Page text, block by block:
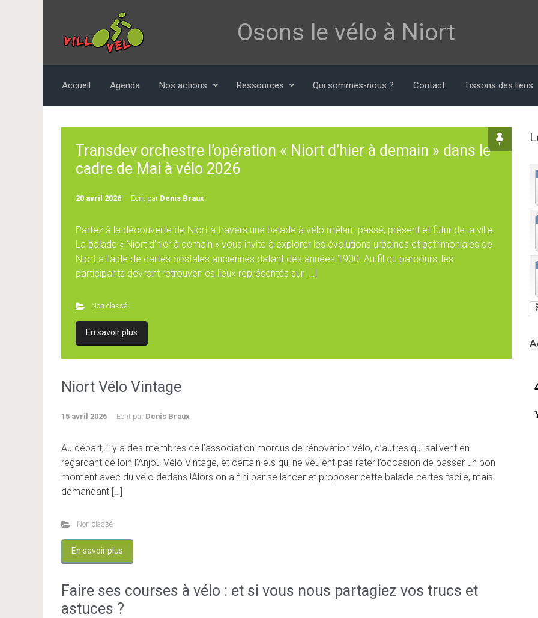
Osons le vélo à Niort
Accueil Agenda Nos actions Ressources Qui sommes-nous ? Contact Tissons des liens
Transdev orchestre l’opération « Niort d’hier à demain » dans le
cadre de Mai à vélo 2026
20 avril 2026 Ecrit par Denis Braux
Partez à la découverte de Niort à travers une balade à vélo mêlant passé, présent et futur de la ville.
La balade « Niort d’hier à demain » vous invite à explorer les évolutions urbaines et patrimoniales de
Niort à l’aide de cartes postales anciennes datant des années 1900. Au fil du parcours, les
participants devront retrouver les lieux représentés sur […]
Non classé
En savoir plus
Niort Vélo Vintage
15 avril 2026 Ecrit par Denis Braux
Au départ, il y a des membres de l’association mordus de rénovation vélo, d’autres qui salivent en
regardant de loin l’Anjou Vélo Vintage, et certain·e.s qui ne veulent pas rater l’occasion de passer un bon
moment avec du vélo dedans !Alors on a fini par se lancer et proposer cette balade certes facile, mais
demandant […]
Non classé
En savoir plus
Faire ses courses à vélo : et si vous nous partagiez vos trucs et
astuces ?